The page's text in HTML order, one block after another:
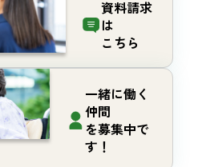
資料請求
は
こちら
一緒に働く
仲間
を募集中で
す！